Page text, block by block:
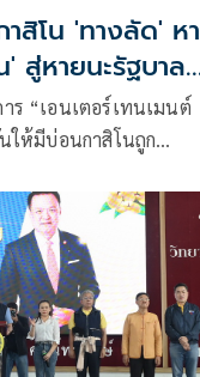
าสิโน 'ทางลัด' หา
สู่หายนะรัฐบาล
ร “เอนเตอร์เทนเมนต์
ให้มีบ่อนกาสิโนถูก
งหมด